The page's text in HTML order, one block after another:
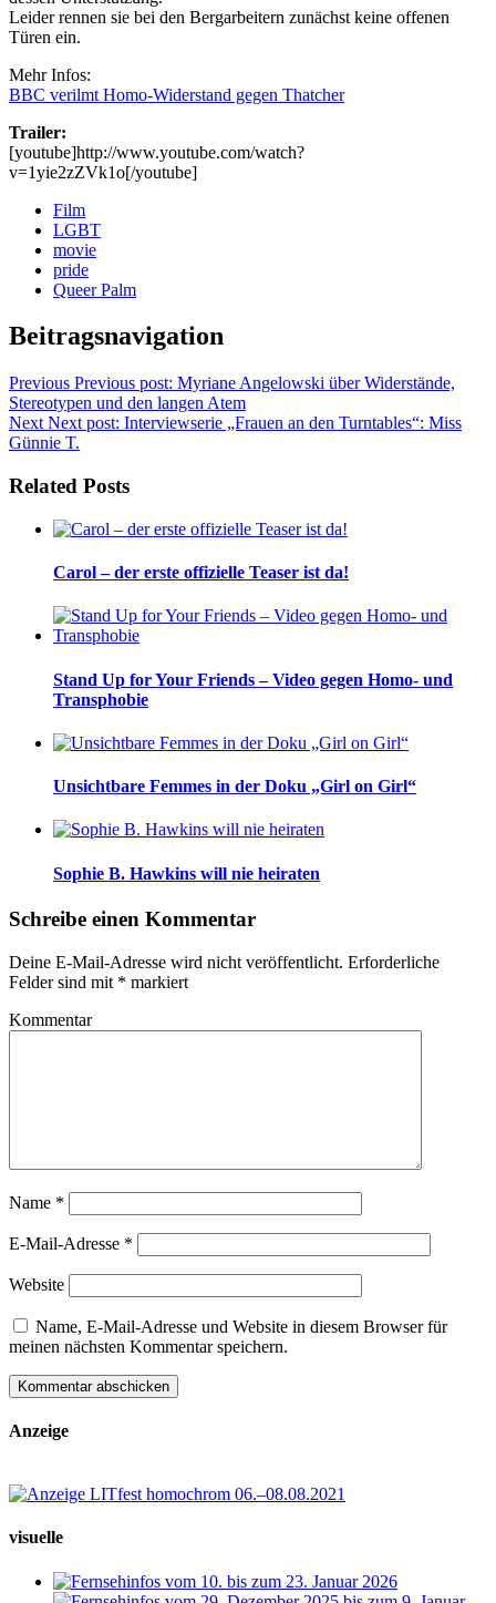
Leider rennen sie bei den Bergarbeitern zunächst keine offenen
Türen ein.
Mehr Infos:
BBC verilmt Homo-Widerstand gegen Thatcher
Trailer:
[youtube]http://www.youtube.com/watch?
v=1yie2zZVk1o[/youtube]
Film
LGBT
movie
pride
Queer Palm
Beitragsnavigation
Previous Previous post: Myriane Angelowski über Widerstände,
Stereotypen und den langen Atem
Next Next post: Interviewserie „Frauen an den Turntables“: Miss
Günnie T.
Related Posts
Carol – der erste offizielle Teaser ist da!
Stand Up for Your Friends – Video gegen Homo- und
Transphobie
Unsichtbare Femmes in der Doku „Girl on Girl“
Sophie B. Hawkins will nie heiraten
Schreibe einen Kommentar
Deine E-Mail-Adresse wird nicht veröffentlicht. Erforderliche
Felder sind mit * markiert
Kommentar
Name *
E-Mail-Adresse *
Website
Name, E-Mail-Adresse und Website in diesem Browser für
meinen nächsten Kommentar speichern.
Anzeige
visuelle